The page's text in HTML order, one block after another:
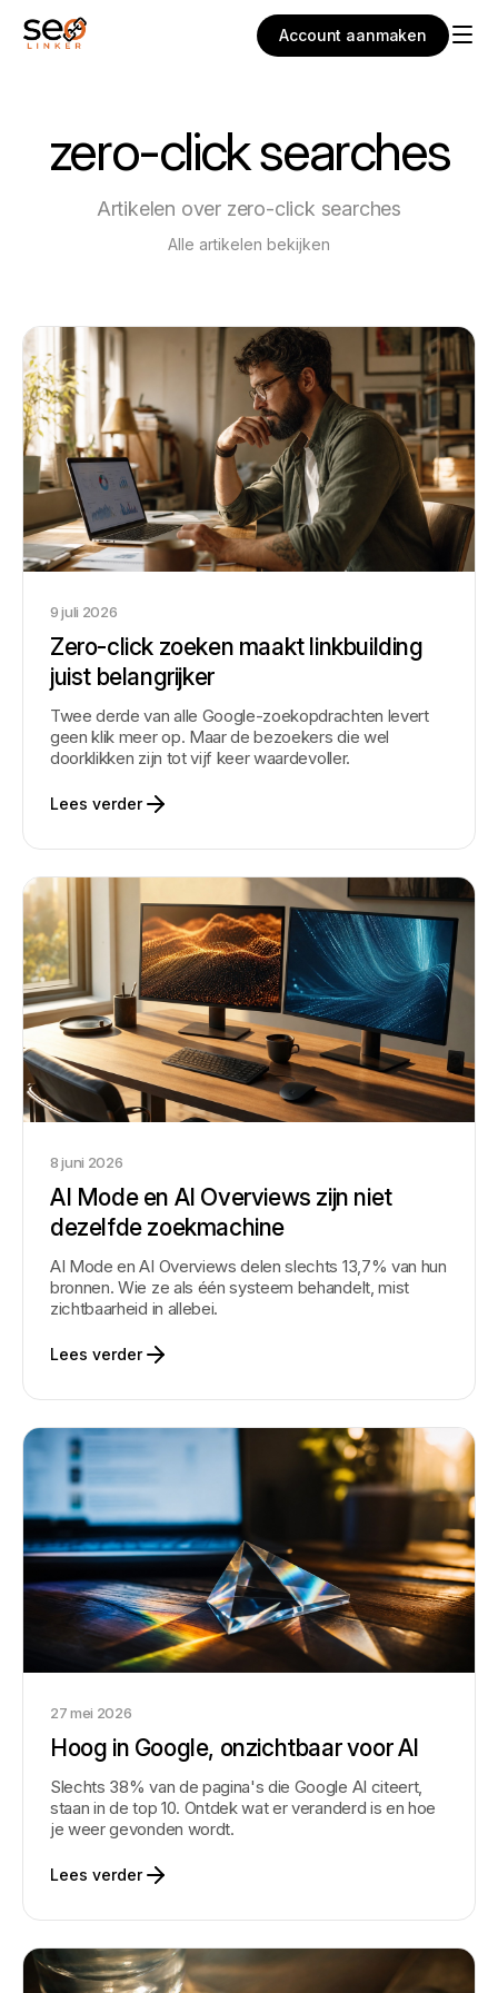
Account aanmaken
zero-click searches
Artikelen over zero-click searches
Alle artikelen bekijken
9 juli 2026
Zero-click zoeken maakt linkbuilding
juist belangrijker
Twee derde van alle Google-zoekopdrachten levert
geen klik meer op. Maar de bezoekers die wel
doorklikken zijn tot vijf keer waardevoller.
Lees verder
8 juni 2026
AI Mode en AI Overviews zijn niet
dezelfde zoekmachine
AI Mode en AI Overviews delen slechts 13,7% van hun
bronnen. Wie ze als één systeem behandelt, mist
zichtbaarheid in allebei.
Lees verder
27 mei 2026
Hoog in Google, onzichtbaar voor AI
Slechts 38% van de pagina's die Google AI citeert,
staan in de top 10. Ontdek wat er veranderd is en hoe
je weer gevonden wordt.
Lees verder